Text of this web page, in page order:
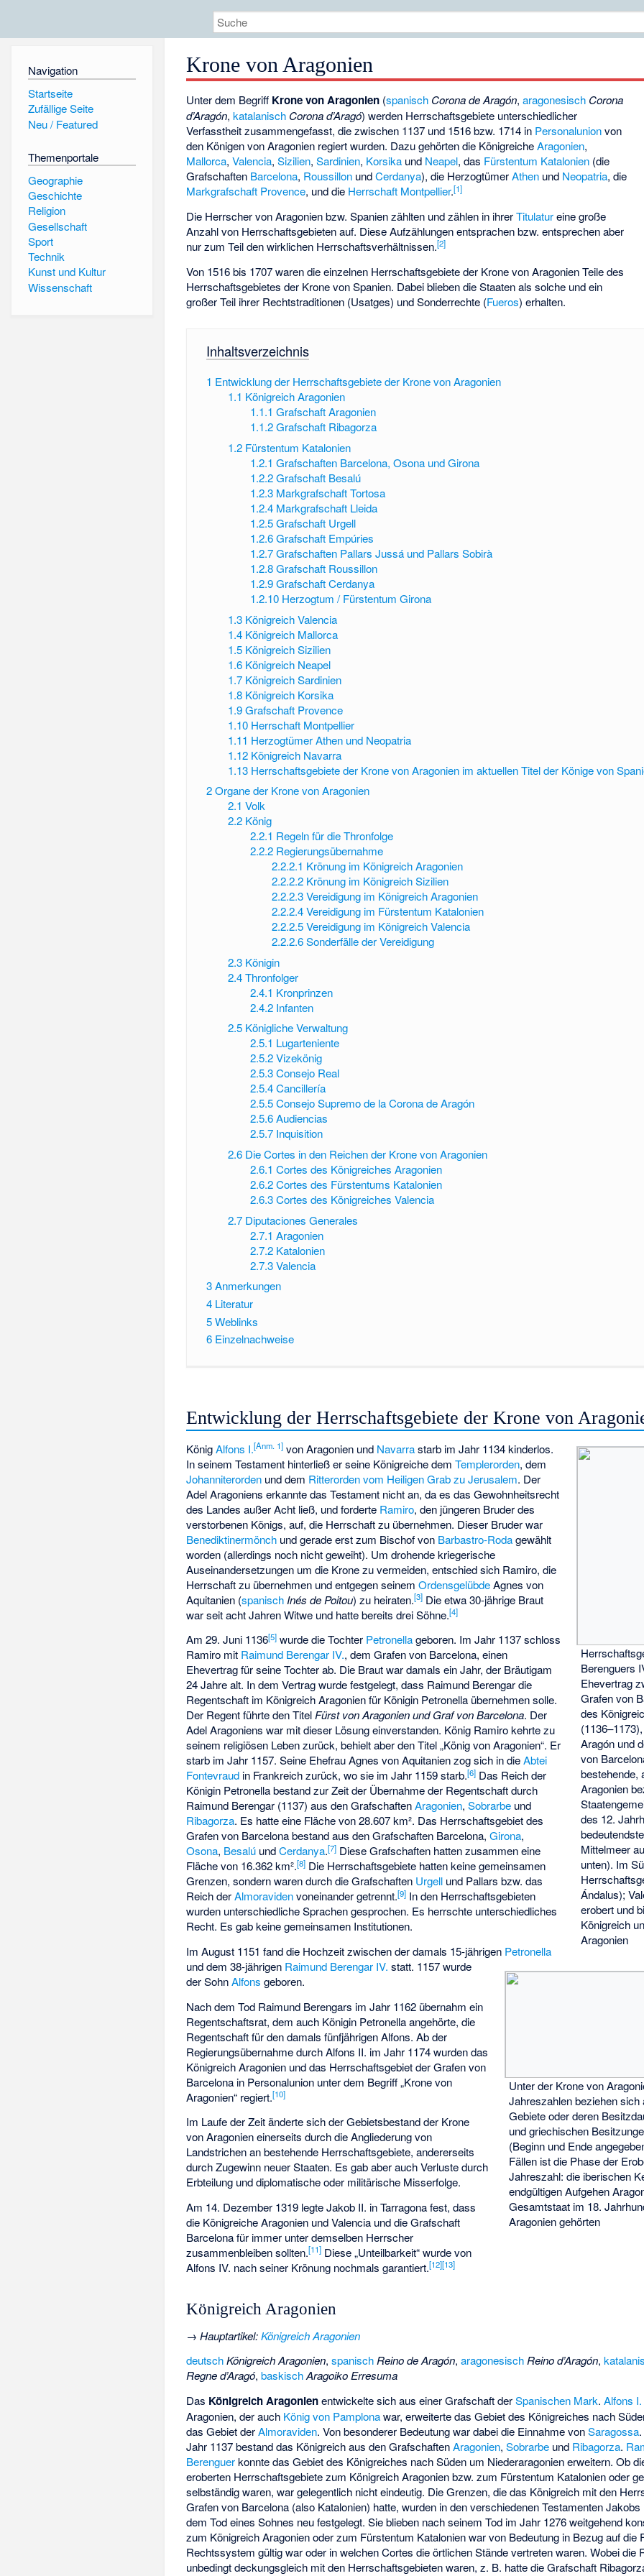
Navigation
Startseite
Zufällige Seite
Neu / Featured
Themenportale
Geographie
Geschichte
Religion
Gesellschaft
Sport
Technik
Kunst und Kultur
Wissenschaft
Krone von Aragonien
Unter dem Begriff Krone von Aragonien (spanisch Corona de Aragón,aragonesisch Corona
d’Aragón,katalanisch Corona d’Aragó) werden Herrschaftsgebiete unterschiedlicher
Verfasstheit zusammengefasst, die zwischen 1137 und 1516 bzw. 1714 in Personalunionvon
den Königen von Aragonien regiert wurden. Dazu gehörten die KönigreicheAragonien,
Mallorca,Valencia,Sizilien,Sardinien, Korsika und Neapel, das Fürstentum Katalonien (die
Grafschaften Barcelona, Roussillon undCerdanya), die HerzogtümerAthen und Neopatria, die
Markgrafschaft Provence, und die Herrschaft Montpellier.[1]
Die Herrscher von Aragonien bzw. Spanien zählten und zählen in ihrerTitulatureine große
Anzahl von Herrschaftsgebieten auf. Diese Aufzählungen entsprachen bzw. entsprechen aber
nur zum Teil den wirklichen Herrschaftsverhältnissen.[2]
Von 1516 bis 1707 waren die einzelnen Herrschaftsgebiete der Krone von Aragonien Teile des
Herrschaftsgebietes der Krone von Spanien. Dabei blieben die Staaten als solche und ein
großer Teil ihrer Rechtstraditionen (Usatges) und Sonderrechte (Fueros) erhalten.
Inhaltsverzeichnis
1 Entwicklung der Herrschaftsgebiete der Krone von Aragonien
1.1 Königreich Aragonien
1.1.1 Grafschaft Aragonien
1.1.2 Grafschaft Ribagorza
1.2 Fürstentum Katalonien
1.2.1 Grafschaften Barcelona, Osona und Girona
1.2.2 Grafschaft Besalú
1.2.3 Markgrafschaft Tortosa
1.2.4 Markgrafschaft Lleida
1.2.5 Grafschaft Urgell
1.2.6 Grafschaft Empúries
1.2.7 Grafschaften Pallars Jussá und Pallars Sobirà
1.2.8 Grafschaft Roussillon
1.2.9 Grafschaft Cerdanya
1.2.10 Herzogtum / Fürstentum Girona
1.3 Königreich Valencia
1.4 Königreich Mallorca
1.5 Königreich Sizilien
1.6 Königreich Neapel
1.7 Königreich Sardinien
1.8 Königreich Korsika
1.9 Grafschaft Provence
1.10 Herrschaft Montpellier
1.11 Herzogtümer Athen und Neopatria
1.12 Königreich Navarra
1.13 Herrschaftsgebiete der Krone von Aragonien im aktuellen Titel der Könige von
2Organe der Krone von Aragonien
2.1 Volk
2.2 König
2.2.1 Regeln für die Thronfolge
2.2.2 Regierungsübernahme
2.2.2.1 Krönung im Königreich Aragonien
2.2.2.2 Krönung im Königreich Sizilien
2.2.2.3Vereidigung im Königreich Aragonien
2.2.2.4Vereidigung im Fürstentum Katalonien
2.2.2.5Vereidigung im Königreich Valencia
2.2.2.6Sonderfälle der Vereidigung
2.3 Königin
2.4 Thronfolger
2.4.1 Kronprinzen
2.4.2 Infanten
2.5 Königliche Verwaltung
2.5.1 Lugarteniente
2.5.2 Vizekönig
2.5.3 Consejo Real
2.5.4 Cancillería
2.5.5 Consejo Supremo de la Corona de Aragón
2.5.6 Audiencias
2.5.7 Inquisition
2.6 Die Cortes in den Reichen der Krone von Aragonien
2.6.1 Cortes des Königreiches Aragonien
2.6.2 Cortes des Fürstentums Katalonien
2.6.3 Cortes des Königreiches Valencia
2.7 Diputaciones Generales
2.7.1 Aragonien
2.7.2 Katalonien
2.7.3 Valencia
3Anmerkungen
4 Literatur
5Weblinks
6 Einzelnachweise
Entwicklung der Herrschaftsgebiete der Krone von
Berenguers
Ehevertrag
Grafen von
des
Aragón und
von
bestehende,
Aragonien
des 12.
Mittelmeer
unten). Im
Ándalus);
erobert und
Königreich
Aragonien
Unter der Krone von
Jahreszahlen beziehen sich
Gebiete oder deren
und griechischen
(Beginn und Ende
Fällen ist die Phase der
Jahreszahl: die iberischen
endgültigen Aufgehen
Gesamtstaat im 18.
Aragonien gehörten
KönigAlfons I.[Anm. 1] von Aragonien und Navarrastarb im Jahr 1134 kinderlos.
In seinem Testament hinterließ er seine Königreiche demTemplerorden, dem
Johanniterorden und dem Ritterorden vom Heiligen Grab zu Jerusalem. Der
Adel Aragoniens erkannte das Testament nicht an, da es das Gewohnheitsrecht
des Landes außer Acht ließ, und forderte Ramiro, den jüngeren Bruder des
verstorbenen Königs, auf, die Herrschaft zu übernehmen. Dieser Bruder war
Benediktinermönch und gerade erst zum Bischof von Barbastro-Rodagewählt
worden (allerdings noch nicht geweiht). Um drohende kriegerische
Auseinandersetzungen um die Krone zu vermeiden, entschied sich Ramiro, die
Herrschaft zu übernehmen und entgegen seinemOrdensgelübdeAgnes von
Aquitanien (spanisch Inés de Poitou) zu heiraten.[3] Die etwa 30-jährige Braut
war seit acht Jahren Witwe und hatte bereits drei Söhne.[4]
Am 29. Juni 1136[5] wurde die Tochter Petronellageboren. Im Jahr 1137 schloss
Ramiro mit Raimund Berengar IV., dem Grafen von Barcelona, einen
Ehevertrag für seine Tochter ab. Die Braut war damals ein Jahr, der Bräutigam
24 Jahre alt. In dem Vertrag wurde festgelegt, dass Raimund Berengar die
Regentschaft im Königreich Aragonien für Königin Petronella übernehmen solle.
Der Regent führte den TitelFürst von Aragonien und Graf von Barcelona. Der
Adel Aragoniens war mit dieser Lösung einverstanden. König Ramiro kehrte zu
seinem religiösen Leben zurück, behielt aber den Titel „König von Aragonien“. Er
starb im Jahr 1157. Seine Ehefrau Agnes von Aquitanien zog sich in dieAbtei
Fontevraud in Frankreich zurück, wo sie im Jahr 1159 starb.[6] Das Reich der
Königin Petronella bestand zur Zeit der Übernahme der Regentschaft durch
Raimund Berengar (1137) aus den GrafschaftenAragonien,Sobrarbe und
Ribagorza. Es hatte eine Fläche von 28.607 km². Das Herrschaftsgebiet des
Grafen von Barcelona bestand aus den Grafschaften Barcelona,Girona,
Osona, Besalú undCerdanya.[7] Diese Grafschaften hatten zusammen eine
Fläche von 16.362 km².[8] Die Herrschaftsgebiete hatten keine gemeinsamen
Grenzen, sondern waren durch die Grafschaften Urgell und Pallars bzw. das
Reich derAlmoravidenvoneinander getrennt.[9] In den Herrschaftsgebieten
wurden unterschiedliche Sprachen gesprochen. Es herrschte unterschiedliches
Recht. Es gab keine gemeinsamen Institutionen.
Im August 1151 fand die Hochzeit zwischen der damals 15-jährigen Petronella
und dem 38-jährigen Raimund Berengar IV. statt. 1157 wurde
der SohnAlfons geboren.
Nach dem Tod Raimund Berengars im Jahr 1162 übernahm ein
Regentschaftsrat, dem auch Königin Petronella angehörte, die
Regentschaft für den damals fünfjährigen Alfons. Ab der
Regierungsübernahme durch Alfons II. im Jahr 1174 wurden das
Königreich Aragonien und das Herrschaftsgebiet der Grafen von
Barcelona in Personalunion unter dem Begriff „Krone von
Aragonien“ regiert.[10]
Im Laufe der Zeit änderte sich der Gebietsbestand der Krone
von Aragonien einerseits durch die Angliederung von
Landstrichen an bestehende Herrschaftsgebiete, andererseits
durch Zugewinn neuer Staaten. Es gab aber auch Verluste durch
Erbteilung und diplomatische oder militärische Misserfolge.
Am 14. Dezember 1319 legte Jakob II. in Tarragona fest, dass
die Königreiche Aragonien und Valencia und die Grafschaft
Barcelona für immer unter demselben Herrscher
zusammenbleiben sollten.[11] Diese „Unteilbarkeit“ wurde von
Alfons IV. nach seiner Krönung nochmals garantiert.[12][13]
Königreich Aragonien
→Hauptartikel:Königreich Aragonien
deutsch Königreich Aragonien,spanisch Reino de Aragón,aragonesisch Reino d’Aragón,
Regne d’Aragó,baskisch Aragoiko Erresuma
Das Königreich Aragonienentwickelte sich aus einer Grafschaft derSpanischen Mark.Alfons I.
Aragonien, der auch König von Pamplonawar, erweiterte das Gebiet des Königreiches nach
das Gebiet derAlmoraviden. Von besonderer Bedeutung war dabei die Einnahme vonSaragossa
Jahr 1137 bestand das Königreich aus den GrafschaftenAragonien,Sobrarbe und Ribagorza.
Berenguerkonnte das Gebiet des Königreiches nach Süden um Niederaragonien erweitern. Ob
eroberten Herrschaftsgebiete zum Königreich Aragonien bzw. zum Fürstentum Katalonien oder
selbständig waren, war gelegentlich nicht eindeutig. Die Grenzen, die das Königreich mit den
Grafen von Barcelona (also Katalonien) hatte, wurden in den verschiedenen Testamenten
dem Tod eines Sohnes neu festgelegt. Sie blieben nach seinem Tod im Jahr 1276 weitgehend
zum Königreich Aragonien oder zum Fürstentum Katalonien war von Bedeutung in Bezug auf die
Rechtssystem gültig war oder in welchen Cortes die örtlichen Stände vertreten waren. Wobei die
unbedingt deckungsgleich mit den Herrschaftsgebieten waren, z. B. hatte die Grafschaft